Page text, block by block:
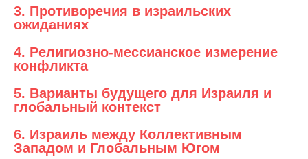
3. Противоречия в израильских
ожиданиях
4. Религиозно-мессианское измерение
конфликта
5. Варианты будущего для Израиля и
глобальный контекст
6. Израиль между Коллективным
Западом и Глобальным Югом